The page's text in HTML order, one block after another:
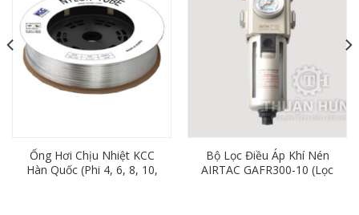
Ống Hơi Chịu Nhiệt KCC
Hàn Quốc (Phi 4, 6, 8, 10,
Bộ Lọc Điều Áp Khí Nén
AIRTAC GAFR300-10 (Lọc